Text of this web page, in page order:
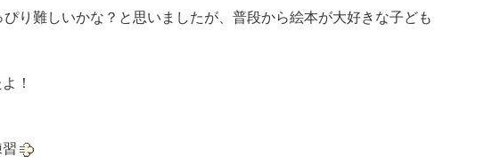
り難しいかな？と思いましたが、普段から絵本が大好きな子ども
！